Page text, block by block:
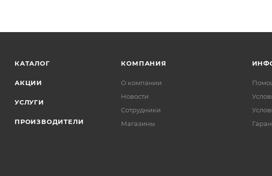
КАТАЛОГ
АКЦИИ
УСЛУГИ
ПРОИЗВОДИТЕЛИ
КОМПАНИЯ
О компании
Новости
Сотрудники
Магазины